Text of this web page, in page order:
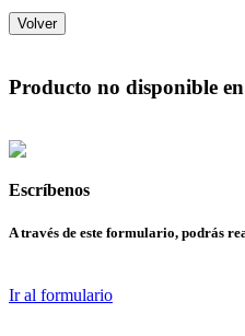
Volver
Producto no disponible en
Escríbenos
A través de este formulario, podrás
Ir al formulario